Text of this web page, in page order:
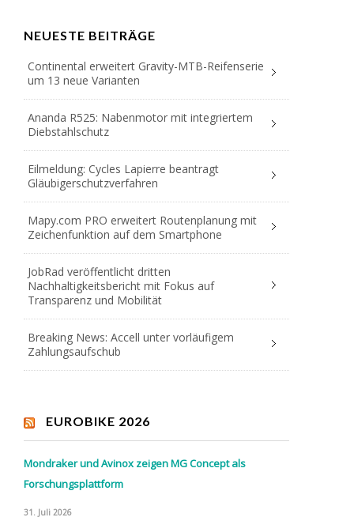
NEUESTE BEITRÄGE
Continental erweitert Gravity-MTB-Reifenserie
um 13 neue Varianten
Ananda R525: Nabenmotor mit integriertem
Diebstahlschutz
Eilmeldung: Cycles Lapierre beantragt
Gläubigerschutzverfahren
Mapy.com PRO erweitert Routenplanung mit
Zeichenfunktion auf dem Smartphone
JobRad veröffentlicht dritten
Nachhaltigkeitsbericht mit Fokus auf
Transparenz und Mobilität
Breaking News: Accell unter vorläufigem
Zahlungsaufschub
EUROBIKE 2026
Mondraker und Avinox zeigen MG Concept als
Forschungsplattform
31. Juli 2026